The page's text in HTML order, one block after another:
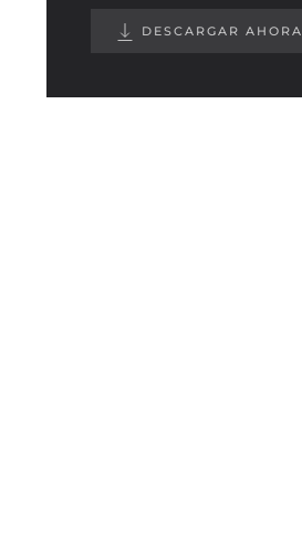
DESCARGAR AHORA